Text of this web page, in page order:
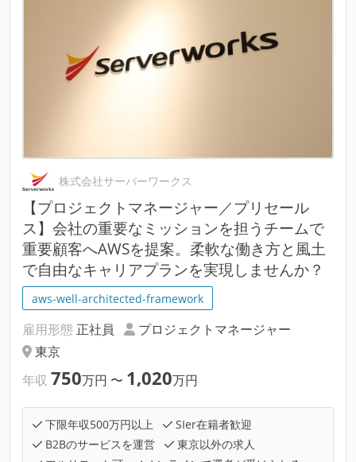
株式会社サーバーワークス
【プロジェクトマネージャー／プリセール
ス】会社の重要なミッションを担うチームで
重要顧客へAWSを提案。柔軟な働き方と風土
で自由なキャリアプランを実現しませんか？
aws-well-architected-framework
雇用形態 正社員
プロジェクトマネージャー
東京
年収 750万円 〜 1,020万円
下限年収500万円以上
SIer在籍者歓迎
B2Bのサービスを運営
東京以外の求人